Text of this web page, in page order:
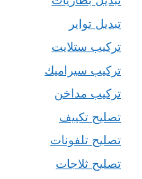
تبديل تواير
تركيب ستلايت
تركيب سيراميك
تركيب مداخن
تصليح تكييف
تصليح تلفونات
تصليح ثلاجات